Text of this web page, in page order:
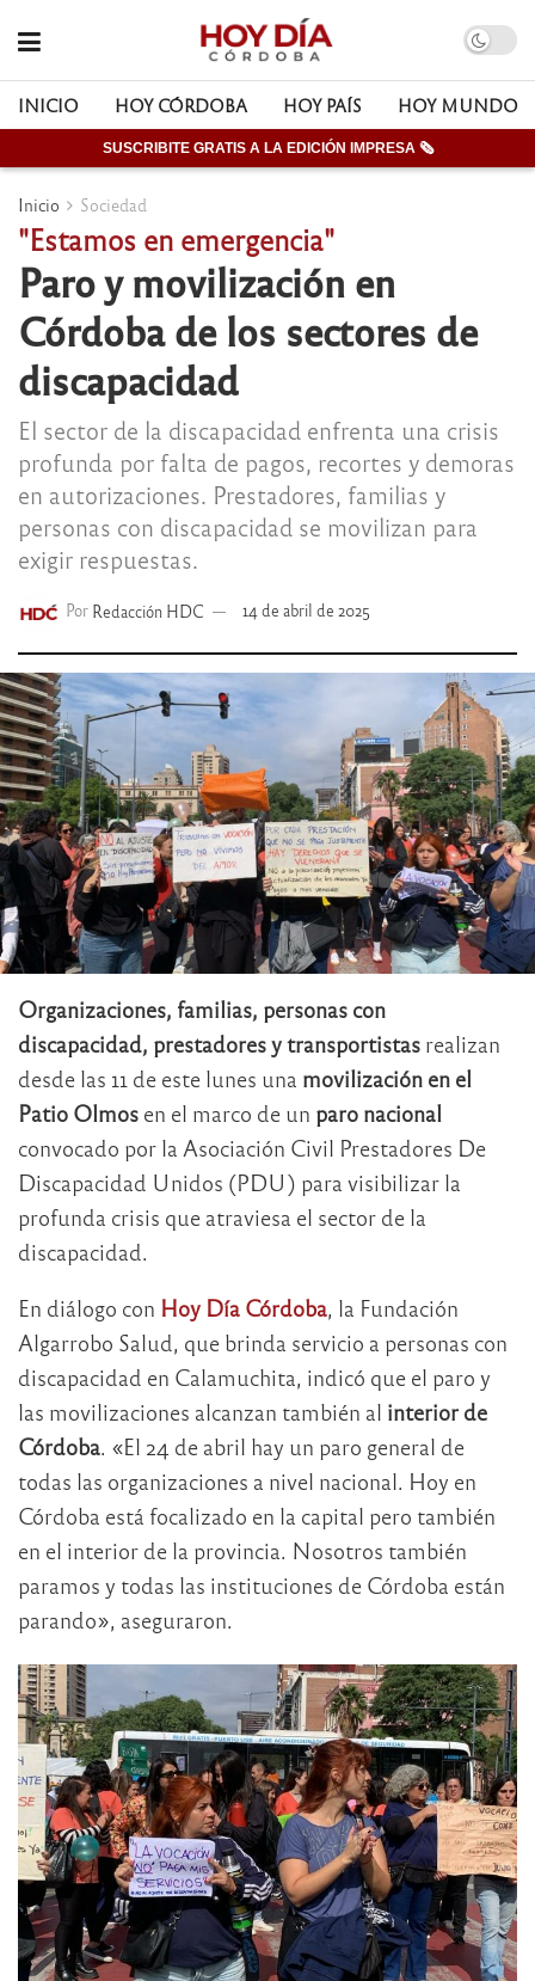
INICIO HOY CÓRDOBA HOY PAÍS HOY MUNDO
SUSCRIBITE GRATIS A LA EDICIÓN IMPRESA 🗞
Inicio Sociedad
"Estamos en emergencia"
Paro y movilización en
Córdoba de los sectores de
discapacidad
El sector de la discapacidad enfrenta una crisis
profunda por falta de pagos, recortes y demoras
en autorizaciones. Prestadores, familias y
personas con discapacidad se movilizan para
exigir respuestas.
Por Redacción HDC 14 de abril de 2025
Organizaciones, familias, personas con
discapacidad, prestadores y transportistas realizan
desde las 11 de este lunes una movilización en el
Patio Olmos en el marco de un paro nacional
convocado por la Asociación Civil Prestadores De
Discapacidad Unidos (PDU) para visibilizar la
profunda crisis que atraviesa el sector de la
discapacidad.
En diálogo con Hoy Día Córdoba, la Fundación
Algarrobo Salud, que brinda servicio a personas con
discapacidad en Calamuchita, indicó que el paro y
las movilizaciones alcanzan también al interior de
Córdoba. «El 24 de abril hay un paro general de
todas las organizaciones a nivel nacional. Hoy en
Córdoba está focalizado en la capital pero también
en el interior de la provincia. Nosotros también
paramos y todas las instituciones de Córdoba están
parando», aseguraron.